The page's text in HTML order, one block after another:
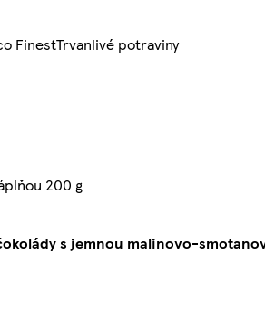
FinestTrvanlivé potraviny
200 g
s jemnou malinovo-